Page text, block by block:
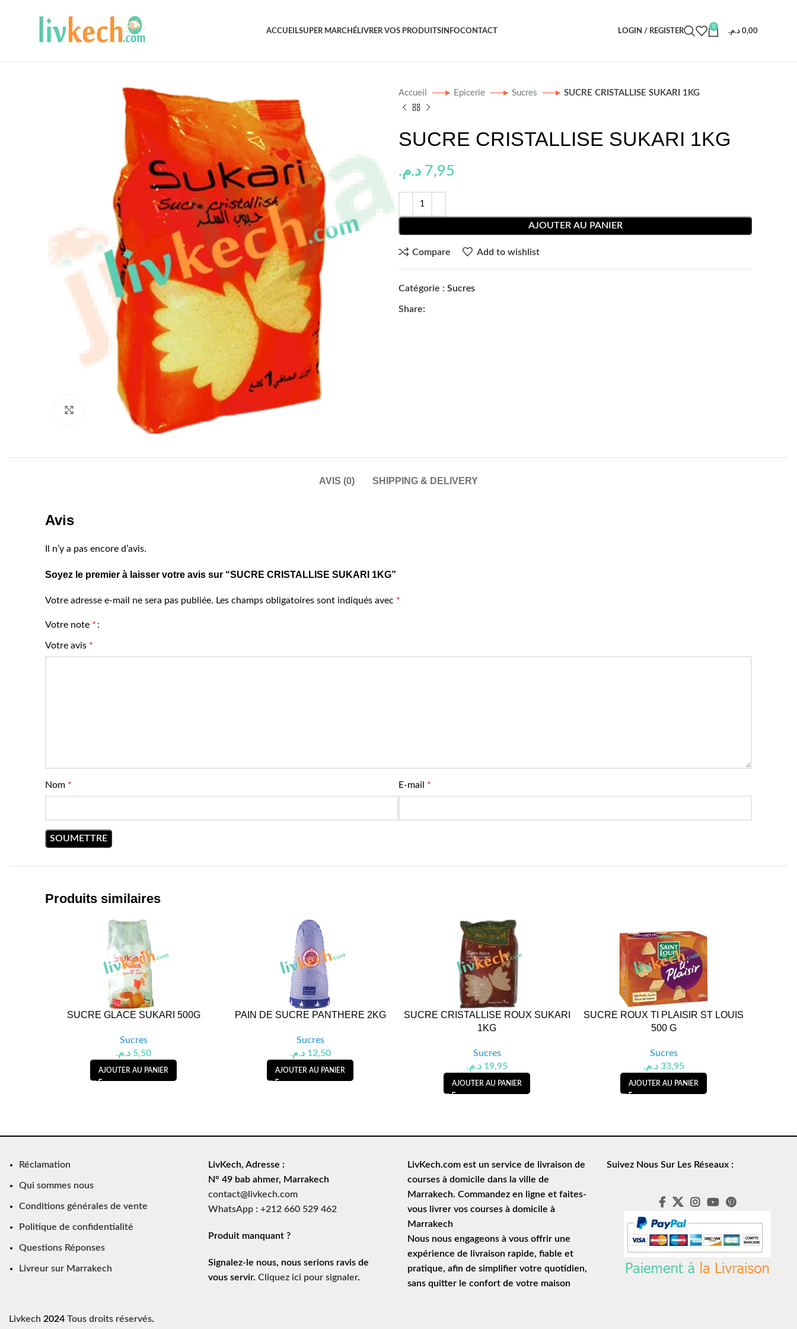
ACCUEILSUPER MARCHÉ LIVRER VOS PRODUITS INFOCONTACT LOGIN / REGISTER
0
0,00 د.م.
Click to enlarge
Accueil Epicerie Sucres SUCRE CRISTALLISE SUKARI 1KG
SUCRE CRISTALLISE SUKARI 1KG
7,95 د.م.
AJOUTER AU PANIER
Compare Add to wishlist
Catégorie : Sucres
Share:
AVIS (0) SHIPPING & DELIVERY
Avis
Il n’y a pas encore d’avis.
Soyez le premier à laisser votre avis sur “SUCRE CRISTALLISE SUKARI 1KG”
Votre adresse e-mail ne sera pas publiée. Les champs obligatoires sont indiqués avec *
Votre note *
Votre avis *
Nom * E-mail *
Produits similaires
SUCRE GLACE SUKARI 500G
Sucres
5,50 د.م.
AJOUTER AU PANIER
PAIN DE SUCRE PANTHERE 2KG
Sucres
12,50 د.م.
AJOUTER AU PANIER
SUCRE CRISTALLISE ROUX SUKARI
1KG
Sucres
19,95 د.م.
AJOUTER AU PANIER
SUCRE ROUX TI PLAISIR ST LOUIS
500 G
Sucres
33,95 د.م.
AJOUTER AU PANIER
Réclamation
Qui sommes nous
Conditions générales de vente
Politique de confidentialité
Questions Réponses
Livreur sur Marrakech
LivKech, Adresse :
N° 49 bab ahmer, Marrakech
contact@livkech.com
WhatsApp : +212 660 529 462
Produit manquant ?
Signalez-le nous, nous serions ravis de
vous servir. Cliquez ici pour signaler.
LivKech.com est un service de
livraison de
courses à domicile dans la ville de
Marrakech. Commandez en ligne et faites-
vous livrer vos courses à domicile à
Marrakech
Nous nous engageons à vous offrir une
expérience de
livraison rapide, fiable et
pratique, afin de simplifier votre quotidien,
sans quitter le confort de votre maison
Suivez Nous Sur Les Réseaux :
Livkech 2024Tous droits réservés.